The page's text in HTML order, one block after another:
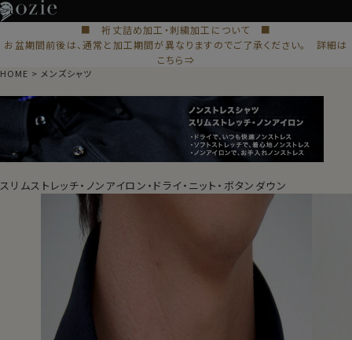
■ 裄丈詰め加工・刺繍加工について ■
お盆期間前後は、通常と加工期間が異なりますのでご了承ください。 詳細は
こちら⇒
HOME メンズシャツ
スリムストレッチ・ノンアイロン・ドライ・ニット・ボタンダウン